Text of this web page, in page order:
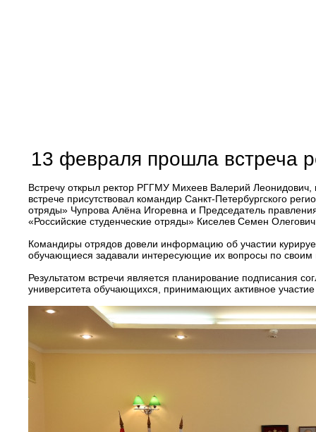
13 февраля прошла встреча
Встречу открыл ректор РГГМУ Михеев Валерий Леонидович,
встрече присутствовал командир Санкт-Петербургского
отряды» Чупрова Алёна Игоревна и Председатель
«Российские студенческие отряды» Киселев Семен
Командиры отрядов довели информацию об участии
обучающиеся задавали интересующие их вопросы по своим
Результатом встречи является планирование
университета обучающихся, принимающих активное участие